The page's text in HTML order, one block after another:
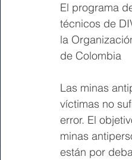
El programa
técnicos de
la
de Colombia
Las minas
víctimas no
error. El
minas
están por